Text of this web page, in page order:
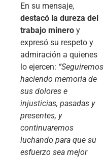
En su mensaje,
destacó la dureza del
trabajo minero y
expresó su respeto y
admiración a quienes
lo ejercen: “Seguiremos
haciendo memoria de
sus dolores e
injusticias, pasadas y
presentes, y
continuaremos
luchando para que su
esfuerzo sea mejor